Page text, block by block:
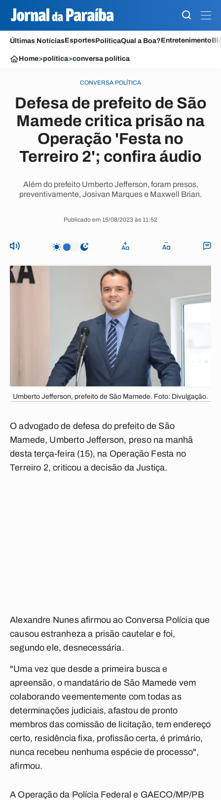
Últimas NotíciasEsportesPolíticaQual a Boa?Entretenimento
Home>política>conversa política
CONVERSA POLÍTICA
Defesa de prefeito de São
Mamede critica prisão na
Operação 'Festa no
Terreiro 2'; confira áudio
Além do prefeito Umberto Jefferson, foram presos,
preventivamente, Josivan Marques e Maxwell Brian.
Publicado em 15/08/2023 às 11:52
Umberto Jefferson, prefeito de São Mamede. Foto: Divulgação.
O advogado de defesa do prefeito de São
Mamede, Umberto Jefferson, preso na manhã
desta terça-feira (15), na Operação Festa no
Terreiro 2, criticou a decisão da Justiça.
Alexandre Nunes afirmou ao Conversa Polícia que
causou estranheza a prisão cautelar e foi,
segundo ele, desnecessária.
"Uma vez que desde a primeira busca e
apreensão, o mandatário de São Mamede vem
colaborando veementemente com todas as
determinações judiciais, afastou de pronto
membros das comissão de licitação, tem endereço
certo, residência fixa, profissão certa, é primário,
nunca recebeu nenhuma espécie de processo",
afirmou.
A Operação da Polícia Federal e GAECO/MP/PB